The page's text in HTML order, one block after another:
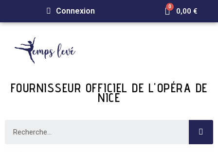
Connexion 0,00 €
FOURNISSEUR OFFICIEL DE L'OPÉRA DE
NICE